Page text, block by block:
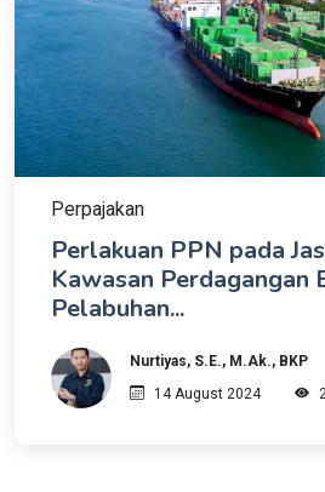
Perpajakan
Perlakuan PPN pada
Kawasan Perdagangan
Pelabuhan...
Nurtiyas, S.E., M.Ak., BKP
14 August 2024